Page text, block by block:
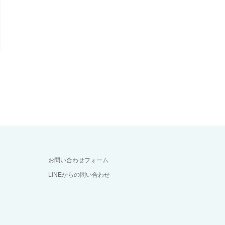
お問い合わせフォーム
LINEからの問い合わせ